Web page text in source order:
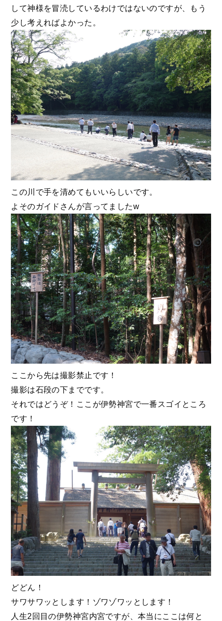
して神様を冒涜しているわけではないのですが、もう
少し考えればよかった。
この川で手を清めてもいいらしいです。
よそのガイドさんが言ってましたw
ここから先は撮影禁止です！
撮影は石段の下までです。
それではどうぞ！ここが伊勢神宮で一番スゴイところ
です！
どどん！
サワサワッとします！ゾワゾワッとします！
人生2回目の伊勢神宮内宮ですが、本当にここは何と